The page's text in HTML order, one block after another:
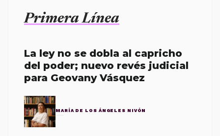
Primera Línea
La ley no se dobla al capricho
del poder; nuevo revés judicial
para Geovany Vásquez
MARÍA DE LOS ÁNGELES NIVÓN